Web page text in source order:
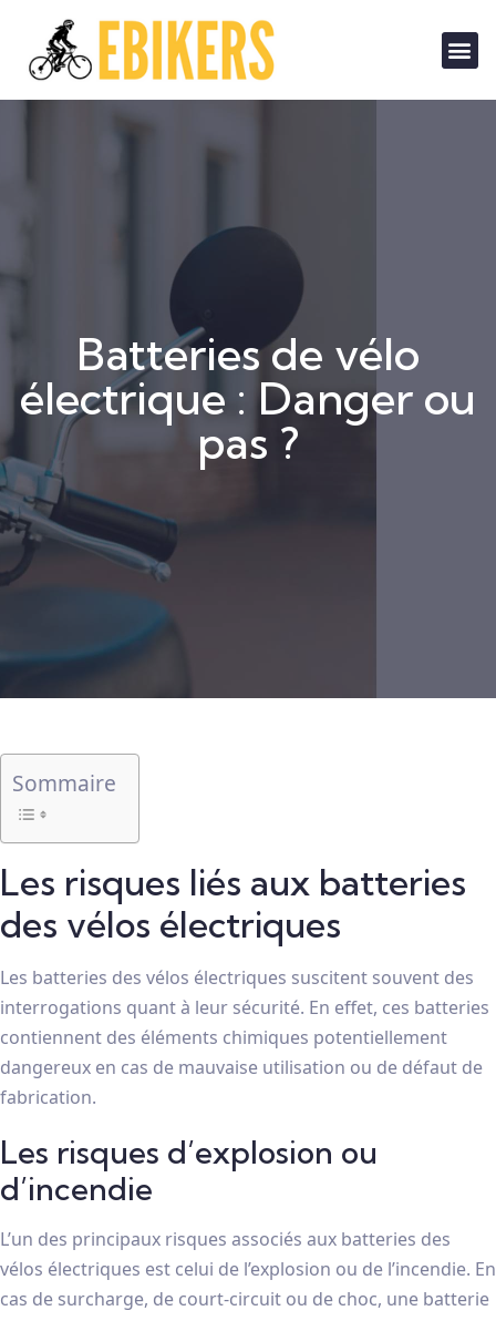
Batteries de vélo
électrique : Danger ou
pas ?
Sommaire
Les risques liés aux batteries
des vélos électriques
Les batteries des vélos électriques suscitent souvent des
interrogations quant à leur sécurité. En effet, ces batteries
contiennent des éléments chimiques potentiellement
dangereux en cas de mauvaise utilisation ou de défaut de
fabrication.
Les risques d’explosion ou
d’incendie
L’un des principaux risques associés aux batteries des
vélos électriques est celui de l’explosion ou de l’incendie. En
cas de surcharge, de court-circuit ou de choc, une batterie